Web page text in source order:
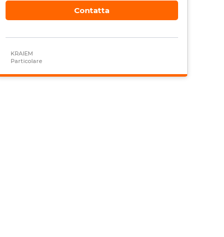
Contatta
KRAIEM
Particolare